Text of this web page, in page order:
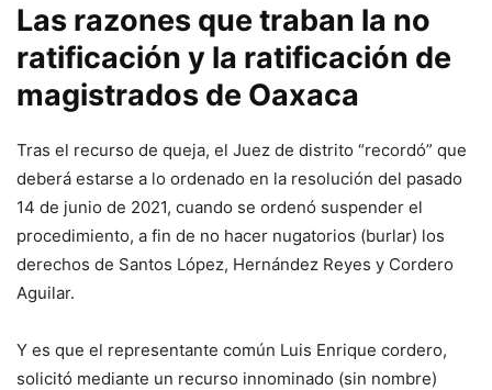
Las razones que traban la no
ratificación y la ratificación de
magistrados de Oaxaca
Tras el recurso de queja, el Juez de distrito “recordó” que
deberá estarse a lo ordenado en la resolución del pasado
14 de junio de 2021, cuando se ordenó suspender el
procedimiento, a fin de no hacer nugatorios (burlar) los
derechos de Santos López, Hernández Reyes y Cordero
Aguilar.
Y es que el representante común Luis Enrique cordero,
solicitó mediante un recurso innominado (sin nombre)